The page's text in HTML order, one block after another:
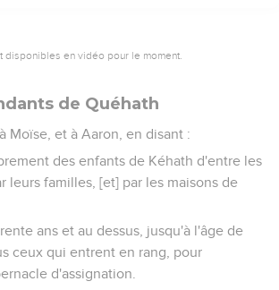
disponibles en vidéo pour le moment.
de Quéhath
Moïse, et à Aaron, en disant :
des enfants de Kéhath d'entre les
leurs familles, [et] par les maisons de
ans et au dessus, jusqu'à l'âge de
ceux qui entrent en rang, pour
d'assignation.